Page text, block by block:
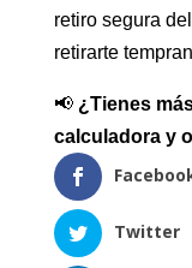
retiro segura
retirarte
📢 ¿Tienes
calculadora y
Twitter